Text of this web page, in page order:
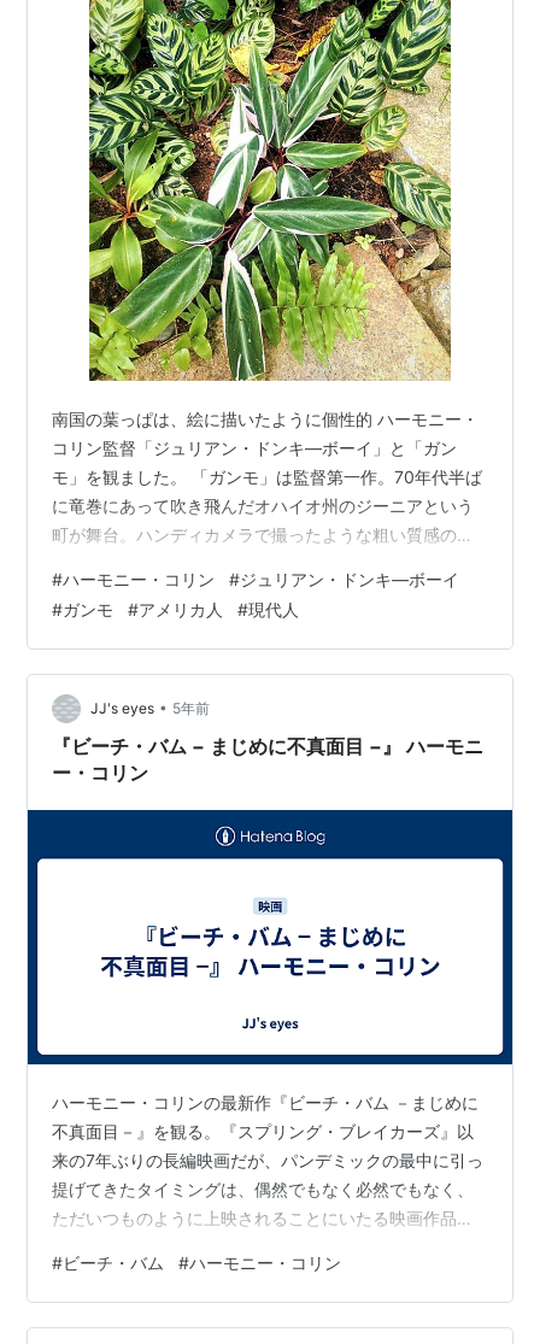
南国の葉っぱは、絵に描いたように個性的 ハーモニー・
コリン監督「ジュリアン・ドンキ―ボーイ」と「ガン
モ」を観ました。 「ガンモ」は監督第一作。70年代半ば
に竜巻にあって吹き飛んだオハイオ州のジーニアという
町が舞台。ハンディカメラで撮ったような粗い質感の映
ています。 その日常とは、空気銃で猫を殺したり、その
肉を売ったり、酒を飲んだ勢いで家具を壊しまくった
り、コスプレして出歩いたり、「笑わないと殺す」と母
親が子どもに銃を向けたり、シャンプーしてる子にスパ
ゲティを食べさせるとか、かなり非日常なのですが、妙
に生々しくてリアル。 「ジュリアン」は二作目で…
#ハーモニー・コリン #ジュリアン・ドンキ―ボーイ
#ガンモ #アメリカ人 #現代人
JJ's eyes • 5年前
『ビーチ・バム − まじめに不真面目 −』 ハーモニ
ー・コリン
ハーモニー・コリンの最新作『ビーチ・バム －まじめに
不真面目－』を観る。『スプリング・ブレイカーズ』以
来の7年ぶりの長編映画だが、パンデミックの最中に引っ
提げてきたタイミングは、偶然でもなく必然でもなく、
ただいつものように上映されることにいたる映画作品自
ンデミックより先に今の時期に上映される成り行きにな
っただけのことに過ぎない。しかしながら、登場人物で
あるムーンドッグのぶっ飛んだ生き様はコロナ感染で一
#ビーチ・バム #ハーモニー・コリン